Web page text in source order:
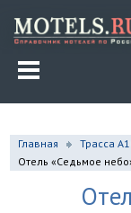
Главная Трасса
Отель «Седьмое